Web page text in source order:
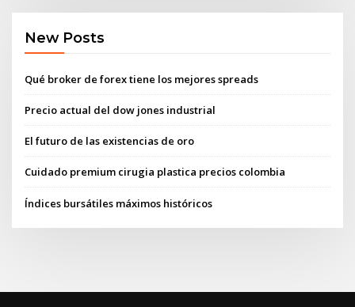
New Posts
Qué broker de forex tiene los mejores spreads
Precio actual del dow jones industrial
El futuro de las existencias de oro
Cuidado premium cirugia plastica precios colombia
Índices bursátiles máximos históricos